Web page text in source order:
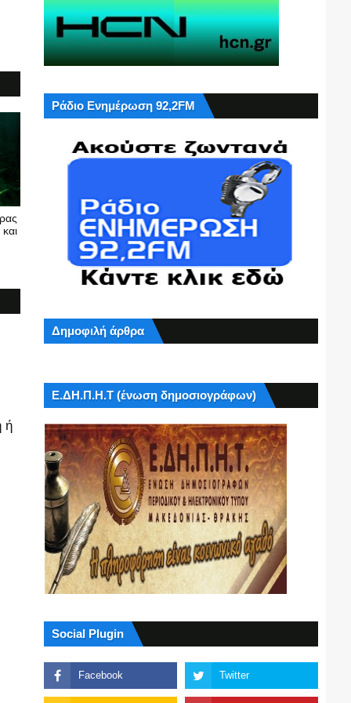
ή
Ράδιο Ενημέρωση 92,2FM
Δημοφιλή άρθρα
Ε.ΔΗ.Π.Η.Τ (ένωση δημοσιογράφων)
Social Plugin